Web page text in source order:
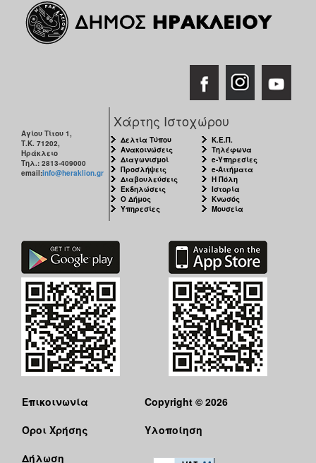
Αγίου Τίτου 1,
Τ.Κ. 71202,
Ηράκλειο
Τηλ.: 2813-409000
email:info@heraklion.gr
Χάρτης Ιστοχώρου
Δελτία Τύπου
Ανακοινώσεις
Διαγωνισμοί
Προσλήψεις
Διαβουλεύσεις
Εκδηλώσεις
Ο Δήμος
Υπηρεσίες
Κ.Ε.Π.
Τηλέφωνα
e-Υπηρεσίες
e-Αιτήματα
Η Πόλη
Ιστορία
Κνωσός
Μουσεία
Επικοινωνία
Όροι Χρήσης
Δήλωση
Copyright © 2026
Υλοποίηση